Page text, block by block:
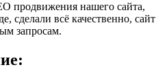
продвижения нашего сайта,
сделали всё качественно, сайт
запросам.